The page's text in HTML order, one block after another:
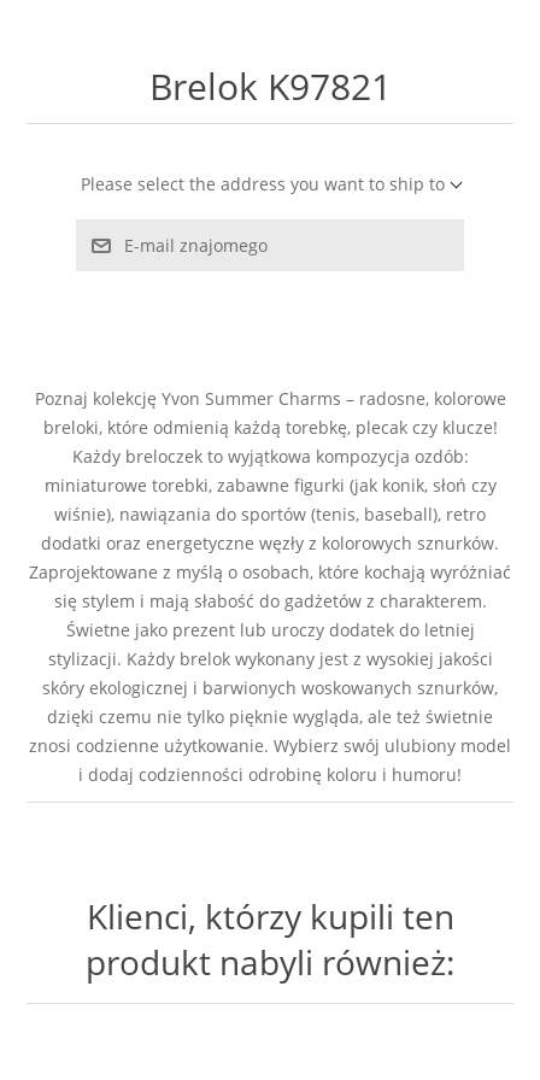
TYGRYSIE OKO
Brelok K97821
Please select the address you want to ship to
E-mail znajomego
Poznaj kolekcję Yvon Summer Charms – radosne, kolorowe
breloki, które odmienią każdą torebkę, plecak czy klucze!
Każdy breloczek to wyjątkowa kompozycja ozdób:
miniaturowe torebki, zabawne figurki (jak konik, słoń czy
wiśnie), nawiązania do sportów (tenis, baseball), retro
dodatki oraz energetyczne węzły z kolorowych sznurków.
Zaprojektowane z myślą o osobach, które kochają wyróżniać
się stylem i mają słabość do gadżetów z charakterem.
Świetne jako prezent lub uroczy dodatek do letniej
stylizacji. Każdy brelok wykonany jest z wysokiej jakości
skóry ekologicznej i barwionych woskowanych sznurków,
dzięki czemu nie tylko pięknie wygląda, ale też świetnie
znosi codzienne użytkowanie. Wybierz swój ulubiony model
i dodaj codzienności odrobinę koloru i humoru!
Klienci, którzy kupili ten
produkt nabyli również: